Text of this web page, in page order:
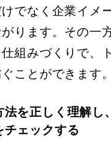
でなく企業イメ
ります。その一
組みづくりで、
ことができます。
法を正しく理解し
チェックする